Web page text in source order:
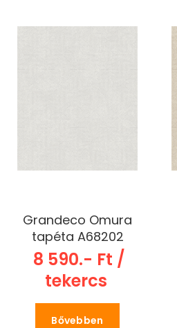
Grandeco Omura
tapéta A68202
8 590.- Ft /
tekercs
Bővebben